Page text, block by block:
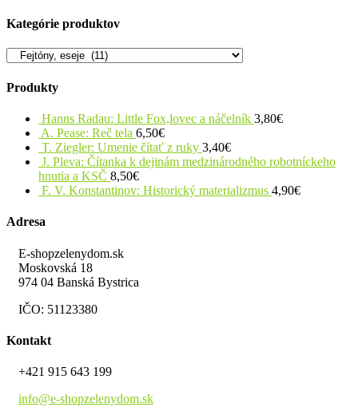
Kategórie produktov
Produkty
Hanns Radau: Little Fox,lovec a náčelník 3,80€
A. Pease: Reč tela 6,50€
T. Ziegler: Umenie čítať z ruky 3,40€
J. Pleva: Čítanka k dejinám medzinárodného robotníckeho
hnutia a KSČ 8,50€
F. V. Konstantinov: Historický materializmus 4,90€
Adresa
E-shopzelenydom.sk
Moskovská 18
974 04 Banská Bystrica
IČO: 51123380
Kontakt
+421 915 643 199
info@e-shopzelenydom.sk